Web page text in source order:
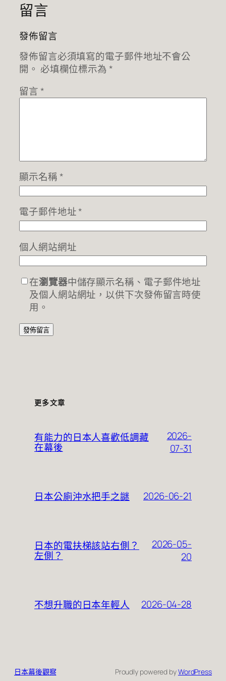
留言
發佈留言
發佈留言必須填寫的電子郵件地址不會公
開。 必填欄位標示為 *
留言 *
顯示名稱 *
電子郵件地址*
個人網站網址
在瀏覽器中儲存顯示名稱、電子郵件地址
及個人網站網址，以供下次發佈留言時使
用。
更多文章
有能力的日本人喜歡低調藏
在幕後
2026-
07-31
日本公廁沖水把手之謎 2026-06-21
日本的電扶梯該站右側？
左側？
2026-05-
20
不想升職的日本年輕人 2026-04-28
日本幕後觀察 Proudly powered byWordPress